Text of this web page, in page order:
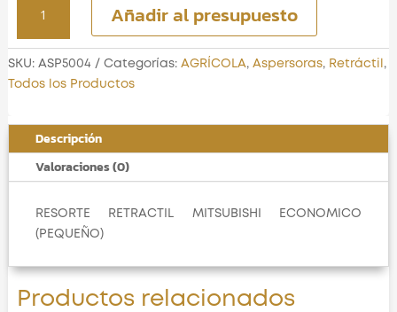
RETRÁCTIL
MITSUBISHI
ECONOMICO
(PEQUEÑO)
Añadir al presupuesto
SKU: ASP5004 Categorías: AGRÍCOLA, Aspersoras, Retráctil ,
Todos los Productos
Descripción
Valoraciones (0)
RESORTE RETRACTIL MITSUBISHI ECONOMICO
(PEQUEÑO)
Productos relacionados